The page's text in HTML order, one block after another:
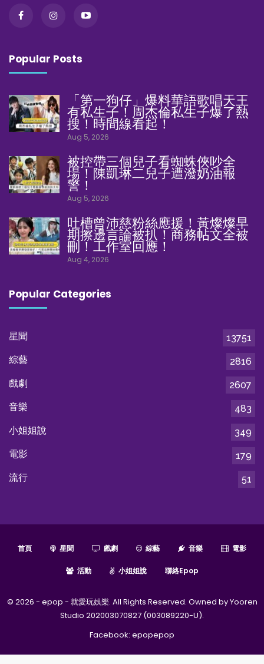
Popular Posts
「第一狗仔」爆料華語歌唱天王
有私生子！周杰倫私生子爆了熱
搜！時間線看起！
Aug 5, 2026
被控帶三個兒子看蜘蛛俠吵全
場！陳凱琳二兒子遭潑奶油報
警！
Aug 5, 2026
吐槽曾沛慈粉絲應援！黃燦燦早
期擦邊言論被扒！商務帖文全被
刪！工作室回應！
Aug 4, 2026
Popular Categories
星聞
13751
綜藝
2816
戲劇
2607
音樂
483
小姐姐說
349
電影
179
流行
51
首頁 星聞 戲劇 綜藝 音樂 電影
活動 小姐姐說 聯絡epop
© 2026 - epop - 就愛玩娛樂. All Rights Reserved. Owned by Yooren
Studio 202003070827 (003089220-U).
Facebook: epopepop